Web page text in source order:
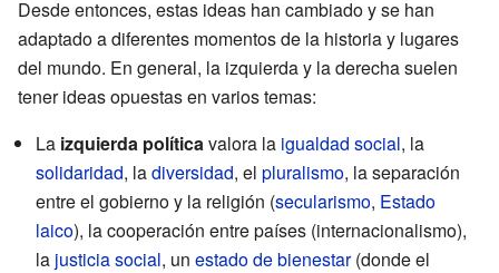
Desde entonces, estas ideas han cambiado y se han
adaptado a diferentes momentos de la historia y lugares
del mundo. En general, la izquierda y la derecha suelen
tener ideas opuestas en varios temas:
La izquierda políticavalora la igualdad social, la
solidaridad, ladiversidad, el pluralismo, la separación
entre el gobierno y la religión (secularismo, Estado
laico), la cooperación entre países (internacionalismo),
la justicia social, un estado de bienestar(donde el